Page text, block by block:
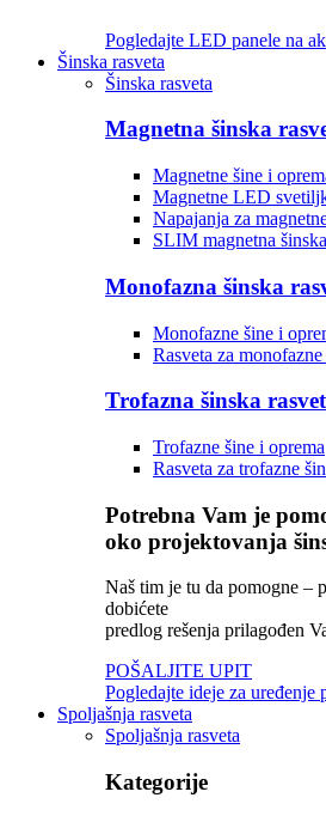
Pogledajte LED panele na
Šinska rasveta
Šinska rasveta
Magnetna šinska
Magnetne šine i
Magnetne LED
Napajanja za
SLIM magnetna
Monofazna šinska
Monofazne šine i
Rasveta za monofazne
Trofazna šinska
Trofazne šine i oprema
Rasveta za trofazne
Potrebna Vam je
oko projektovanja
Naš tim je tu da pomogne –
dobićete
predlog rešenja prilagođen
POŠALJITE UPIT
Pogledajte ideje za uređenje
Spoljašnja rasveta
Spoljašnja rasveta
Kategorije